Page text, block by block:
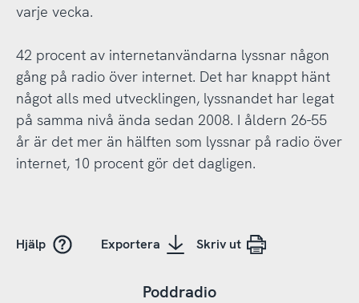
varje vecka.
42 procent av internetanvändarna lyssnar någon
gång på radio över internet. Det har knappt hänt
något alls med utvecklingen, lyssnandet har legat
på samma nivå ända sedan 2008. I åldern 26-55
år är det mer än hälften som lyssnar på radio över
internet, 10 procent gör det dagligen.
Hjälp Exportera Skriv ut
Poddradio